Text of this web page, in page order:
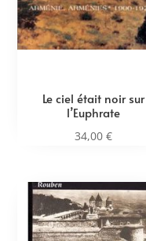
Le ciel était noir sur
l’Euphrate
34,00€